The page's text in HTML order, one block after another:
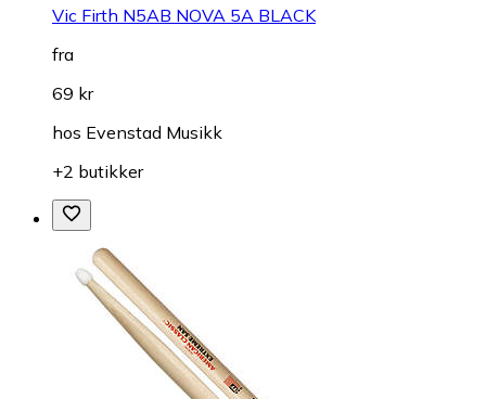
Vic Firth N5AB NOVA 5A BLACK
fra
69 kr
hos Evenstad Musikk
+2 butikker